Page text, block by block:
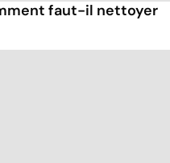
faut-il nettoyer